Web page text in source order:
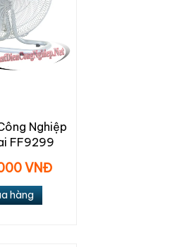
Nghiệp
FF9299
VNĐ
hàng